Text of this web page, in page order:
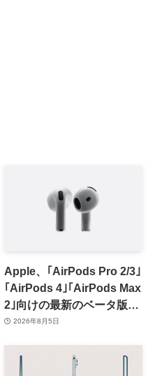
Apple、｢AirPods Pro 2/3｣
｢AirPods 4｣｢AirPods Max
2｣向けの最新のベータ版フ
ァームウェア｢9A5336b｣を
2026年8月5日